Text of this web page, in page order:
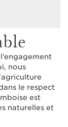
nous
le respect
est
naturelles et